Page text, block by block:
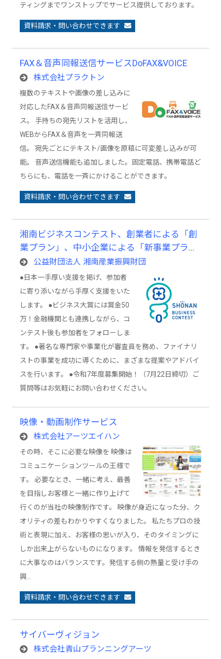
ティングまでワンストップでサービス提供しております。
資料請求・問い合わせできます
FAX＆音声同報送信サービスDoFAX&VOICE
株式会社プラクトン
複数のテキストや画像の差し込みに
対応したFAX＆音声同報送信サービ
ス。 手持ちの宛先リストを活用し、
WEBからFAX＆音声を一斉同報送
信。 宛先ごとにテキスト/画像を原稿に可変差し込みが可
能。 音声送信機能も追加しました。固定電話、携帯電話ど
ちらにも、電話を一斉にかけることができます。
資料請求・問い合わせできます
湘南ビジネスコンテスト、創業者による「創
業プラン」、中小企業による「新事業プラ
ン」を発表するビジネスコンテスト
公益財団法人 湘南産業振興財団
●日本一手厚い支援を掲げ、参加者
に寄り添いながら手厚く支援をいた
します。 ●ビジネス大賞には賞金50
万！金融機関とも連携しながら、コ
ンテスト後も参加者をフォローしま
す。 ●著名な専門家や事業化が審査員を務め、ファイナリ
ストの事業を成功に導くために、まざまな提案やアドバイ
スを行います。 ●令和7年度募集開始！（7月22日締切）ご
質問等はお気軽にお問い合わせください。
映像・動画制作サービス
株式会社アーツエイハン
その時、そこに必要な映像を 映像は
コミュニケーションツールの王様で
す。 必要なとき、一緒に考え、最善
を目指しお客様と一緒に作り上げて
行くのが当社の映像制作です。 映像が身近になった分、ク
オリティの差もわかりやすくなりました。 私たちプロの技
術と表現に加え、お客様の思いが入り、そのタイミングに
しか出来上がらないものになります。 情報を発信するとき
に大事なのはバランスです。発信する側の熱量と受け手の
興…
資料請求・問い合わせできます
サイバーヴィジョン
株式会社青山プランニングアーツ